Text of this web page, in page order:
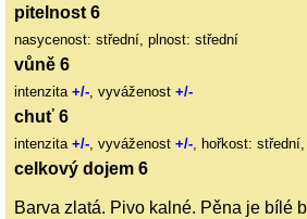
pitelnost 6
nasycenost: střední, plnost: střední
vůně 6
intenzita +/-, vyváženost +/-
chuť 6
intenzita +/-, vyváženost +/-, hořkost:
celkový dojem 6
Barva zlatá. Pivo kalné. Pěna je bílé